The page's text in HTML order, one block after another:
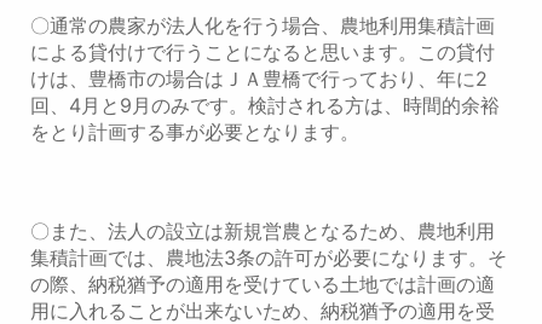
〇通常の農家が法人化を行う場合、農地利用集積計画
による貸付けで行うことになると思います。この貸付
けは、豊橋市の場合はＪＡ豊橋で行っており、年に2
回、4月と9月のみです。検討される方は、時間的余裕
をとり計画する事が必要となります。
〇また、法人の設立は新規営農となるため、農地利用
集積計画では、農地法3条の許可が必要になります。そ
の際、納税猶予の適用を受けている土地では計画の適
用に入れることが出来ないため、納税猶予の適用を受